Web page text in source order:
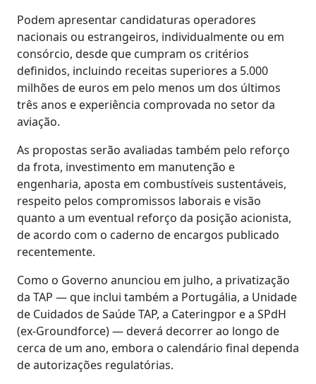
Podem apresentar candidaturas operadores
nacionais ou estrangeiros, individualmente ou em
consórcio, desde que cumpram os critérios
definidos, incluindo receitas superiores a 5.000
milhões de euros em pelo menos um dos últimos
três anos e experiência comprovada no setor da
aviação.
As propostas serão avaliadas também pelo reforço
da frota, investimento em manutenção e
engenharia, aposta em combustíveis sustentáveis,
respeito pelos compromissos laborais e visão
quanto a um eventual reforço da posição acionista,
de acordo com o caderno de encargos publicado
recentemente.
Como o Governo anunciou em julho, a privatização
da TAP — que inclui também a Portugália, a Unidade
de Cuidados de Saúde TAP, a Cateringpor e a SPdH
(ex-Groundforce) — deverá decorrer ao longo de
cerca de um ano, embora o calendário final dependa
de autorizações regulatórias.